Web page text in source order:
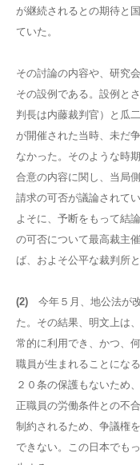
が継続されるとの期待と
ていた。
その討論の内容や、研究
その設例である。設例と
判長は内藤裁判官）と瓜
が開催された当時、未だ
なかった。そのような時
合意の内容に関し、当局
請求の可否が議論されて
よそに、予断をもって結
の可否について最高裁主
ば、およそ公平な裁判所
(2) 今年５月、地公法が
た。その結果、明文上は
常的に利用でき、かつ、
職員が生まれることにな
２０条の保護もないため
正職員の労働条件との不
制約されるため、争議権
できない。この日本でも